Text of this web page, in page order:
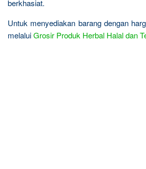
berkhasiat.
Untuk menyediakan barang dengan
melaluiGrosir Produk Herbal Halal dan